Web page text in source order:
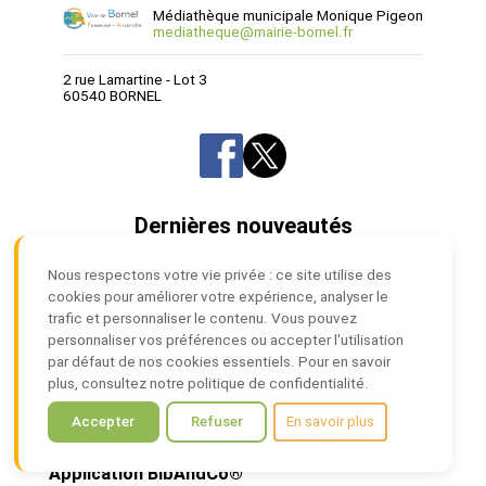
Nous respectons votre vie privée : ce site utilise des
cookies pour améliorer votre expérience, analyser le
trafic et personnaliser le contenu. Vous pouvez
personnaliser vos préférences ou accepter l'utilisation
par défaut de nos cookies essentiels. Pour en savoir
plus, consultez notre politique de confidentialité.
Accepter Refuser En savoir plus
Médiathèque municipale Monique Pigeon
mediatheque@mairie-bornel.fr
2 rue Lamartine - Lot 3
60540 BORNEL
Dernières nouveautés
Dans tes veines
Morgane CAUSSARIEU
Dernières recommandations
Application BibAndCo®